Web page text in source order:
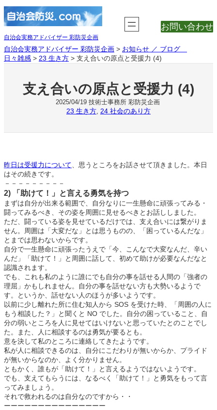
内
容
を
ス
キ
ッ
プ
自治会実務アドバイザー 彩防災企画
お問い合わせ
自治会実務アドバイザー 彩防災企画 > お知らせ ／ ブログ
日々雑感 > 23 生き方 > 支え合いの原点と受援力 (4)
支え合いの原点と受援力 (4)
2025/04/19 技術士事務所 彩防災企画
23 生き方 24 社会のあり方
昨日は受援力について 、思うところをお話させて頂きました。本日
はその続きです。
－－－－－－－－－
2) 「助けて！」と言える勇気を持つ
まずは自分が出来る範囲で、自分なりに一生懸命に頑張ってみる・
闘ってみるべき、その姿を周囲に見せるべきとお話ししました。
ただ、闘っている姿を見せているだけでは、支え合いには繋がりま
せん。周囲は「大変だな」とは思うものの、「困っているんだな」
とまでは思わないからです。
自分で一生懸命に頑張ったうえで「今、こんなで大変なんだ、辛い
んだ」「助けて！」と周囲に話して、初めて助けが必要なんだなと
認識されます。
でも、これも私のように誰にでも自分の事を話せる人間の「強者の
理屈」かもしれません。自分の事を話せない方も大勢いるようで
す。というか、話せない人のほうが多いようです。
以前に少し離れた所に住む知人から SOS を受けた時、「周囲の人に
もう相談した？」と聞くと NO でした。自分の困っていること、自
分の弱いところを人に見せてはいけないと思っていたとのことでし
た。また、人に相談するのは勇気が要るとも。
意を決して私のところに連絡してきたようです。
私が人に相談できるのは、自分にこだわりが無いからか、プライド
が無いからなのか、よく分かりません。
ともかく、誰もが「助けて！」と言えるようではないようです。
でも、支えてもらうには、なるべく「助けて！」と勇気をもって言
ってみましょう。
それで救われるのは自分なのですから・・
ーーーーーーーーーーーーーーー